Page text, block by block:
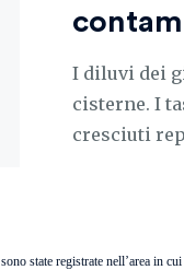
I diluvi dei
cisterne. I
cresciuti
sono state registrate nell’area in